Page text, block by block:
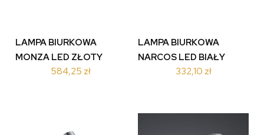
LAMPA BIURKOWA
MONZA LED ZŁOTY
523310108584,25 zł
LAMPA BIURKOWA
NARCOS LED BIAŁY
573190131332,10 zł